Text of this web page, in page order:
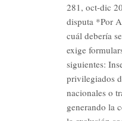
281, oct-dic
disputa *Por
cuál debería
exige
siguientes:
privilegiados
nacionales o
generando la